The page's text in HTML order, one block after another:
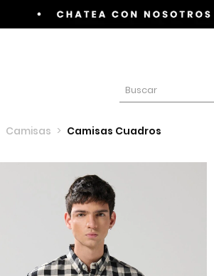
Camisas > Camisas Cuadros